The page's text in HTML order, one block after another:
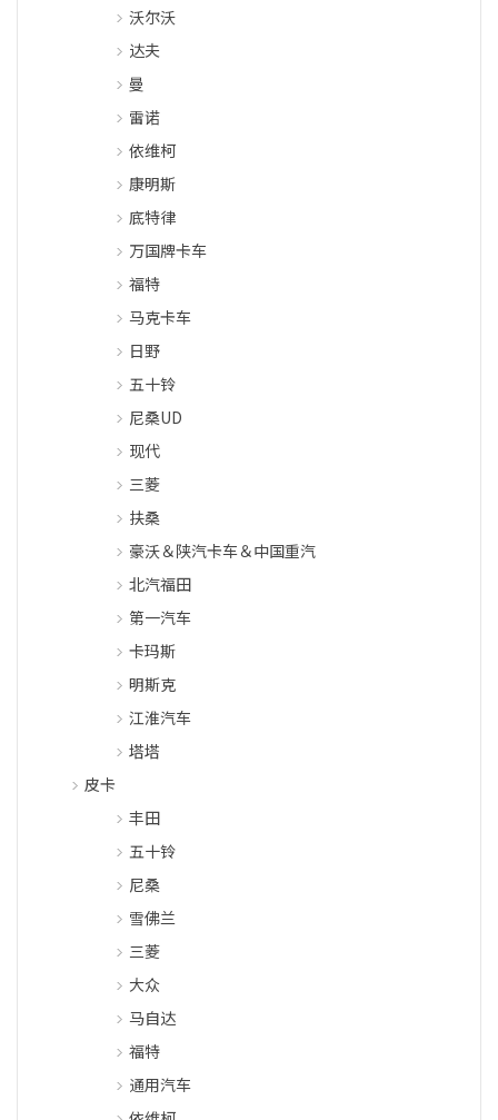
沃尔沃
达夫
曼
雷诺
依维柯
康明斯
底特律
万国牌卡车
福特
马克卡车
日野
五十铃
尼桑UD
现代
三菱
扶桑
豪沃＆陕汽卡车＆中国重汽
北汽福田
第一汽车
卡玛斯
明斯克
江淮汽车
塔塔
皮卡
丰田
五十铃
尼桑
雪佛兰
三菱
大众
马自达
福特
通用汽车